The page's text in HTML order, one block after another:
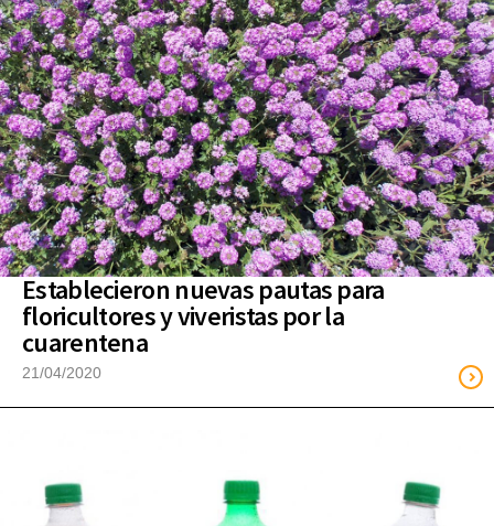
Establecieron nuevas pautas para
floricultores y viveristas por la
cuarentena
21/04/2020